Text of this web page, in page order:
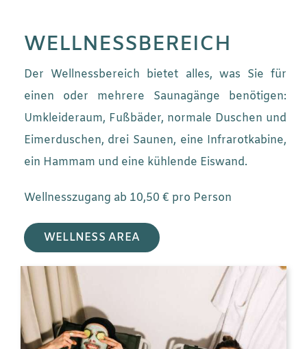
WELLNESSBEREICH
Der Wellnessbereich bietet alles, was Sie für
einen oder mehrere Saunagänge benötigen:
Umkleideraum, Fußbäder, normale Duschen und
Eimerduschen, drei Saunen, eine Infrarotkabine,
ein Hammam und eine kühlende Eiswand.
Wellnesszugang ab 10,50 € pro Person
WELLNESS AREA